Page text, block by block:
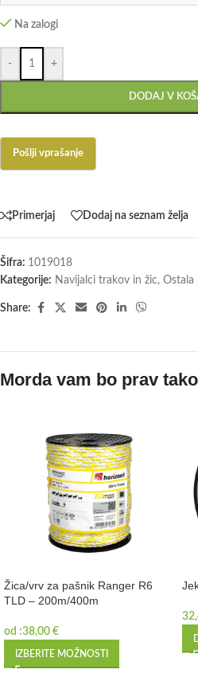
Na zalogi
- +
DODAJ V
Primerjaj Dodaj na seznam želja
Šifra: 1019018
Kategorije: Navijalci trakov in žic, Ostala
Share:
Morda vam bo prav
Žica/vrv za pašnik Ranger R6
TLD – 200m/400m
od :38,00 €
IZBERITE MOŽNOSTI